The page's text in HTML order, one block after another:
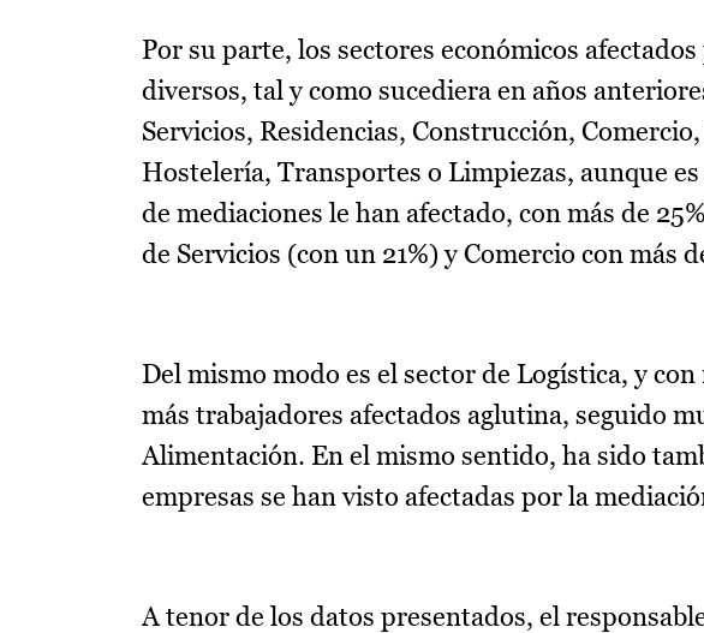
Por su parte, los sectores económicos
diversos, tal y como sucediera en años
Servicios, Residencias, Construcción,
Hostelería, Transportes o Limpiezas, aunque
de mediaciones le han afectado, con más de
de Servicios (con un 21%) y Comercio con más
Del mismo modo es el sector de Logística, y
más trabajadores afectados aglutina, seguido
Alimentación. En el mismo sentido, ha sido
empresas se han visto afectadas por la
A tenor de los datos presentados, el